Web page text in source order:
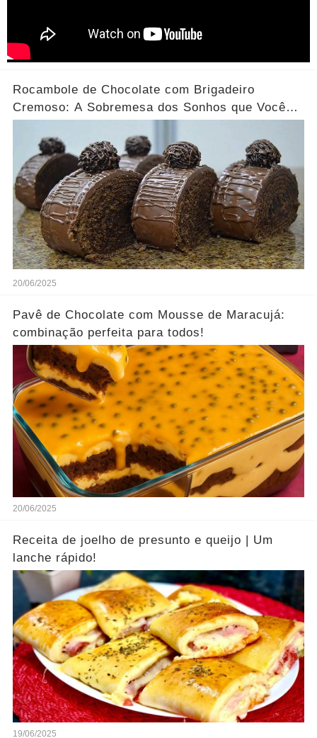
Rocambole de Chocolate com Brigadeiro
Cremoso: A Sobremesa dos Sonhos que Você
20/06/2025
Pavê de Chocolate com Mousse de Maracujá:
combinação perfeita para todos!
20/06/2025
Receita de joelho de presunto e queijo | Um
lanche rápido!
19/06/2025